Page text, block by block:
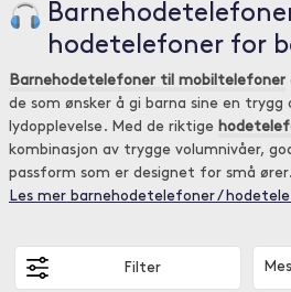
hodetelefoner for
Barnehodetelefoner til mobiltelefoner
de som ønsker å gi barna sine en
lydopplevelse. Med de riktige
kombinasjon av trygge volumnivåer,
passform som er designet for små ører.
Les mer barnehodetelefoner /
Filter